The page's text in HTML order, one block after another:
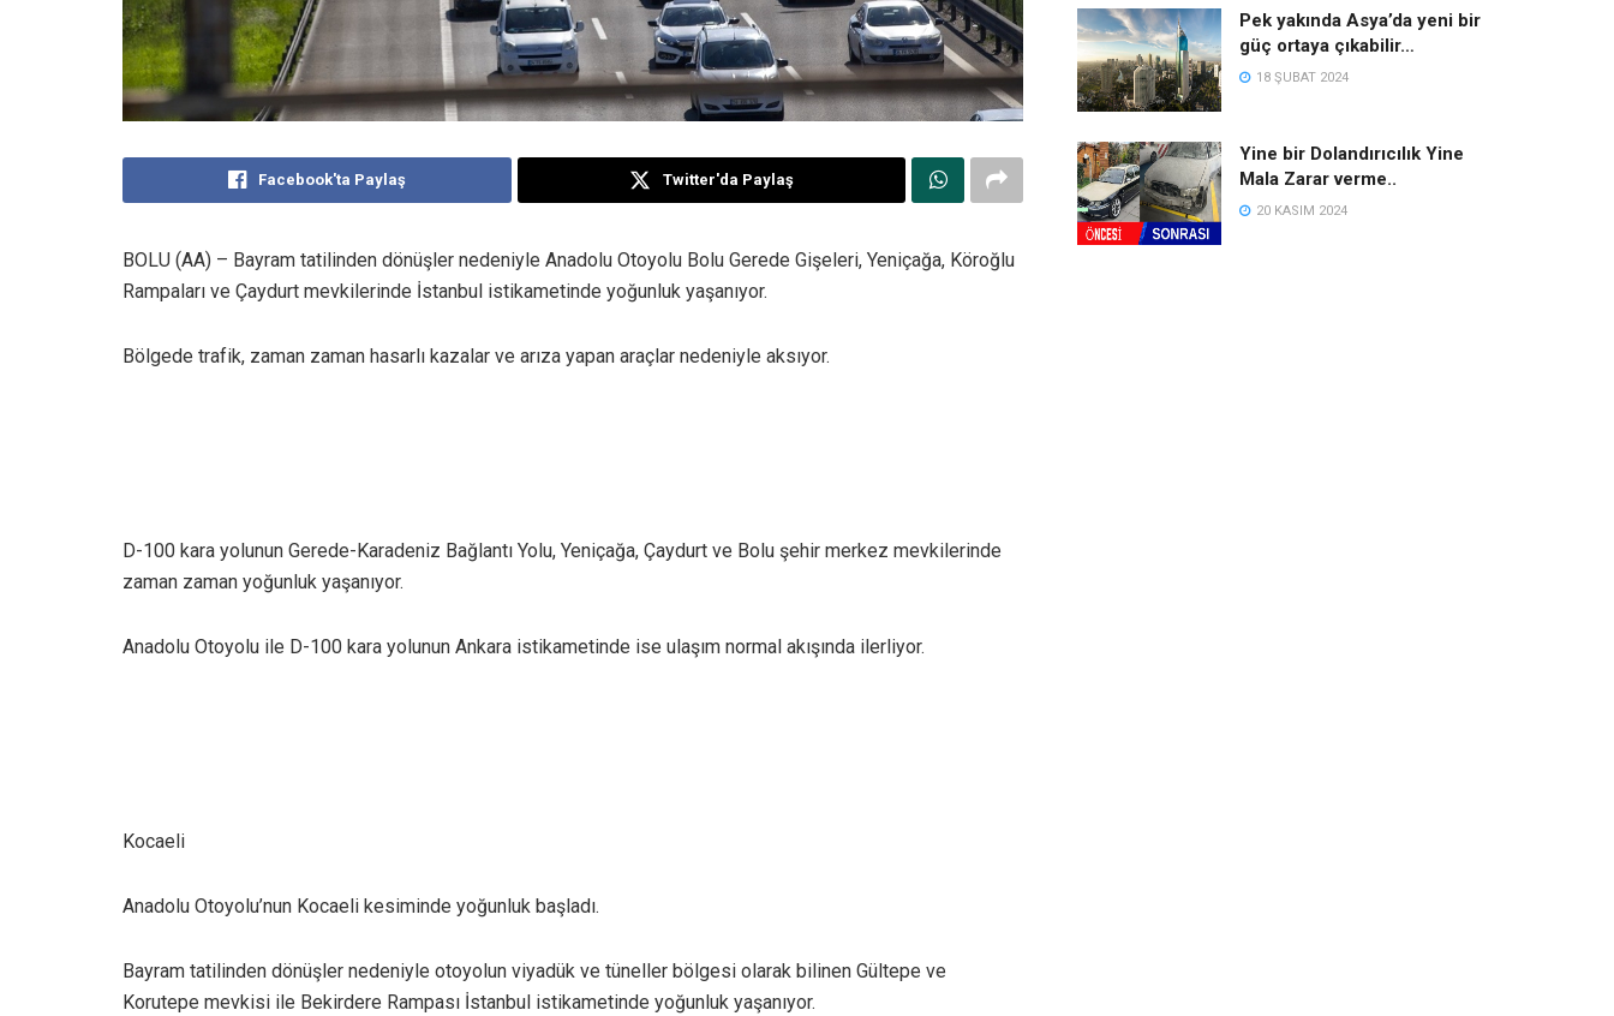
Facebook'ta Paylaş Twitter'da Paylaş
BOLU (AA) – Bayram tatilinden dönüşler nedeniyle Anadolu Otoyolu Bolu Gerede Gişeleri, Yeniçağa, Köroğlu
Rampaları ve Çaydurt mevkilerinde İstanbul istikametinde yoğunluk yaşanıyor.
Bölgede trafik, zaman zaman hasarlı kazalar ve arıza yapan araçlar nedeniyle aksıyor.
D-100 kara yolunun Gerede-Karadeniz Bağlantı Yolu, Yeniçağa, Çaydurt ve Bolu şehir merkez mevkilerinde
zaman zaman yoğunluk yaşanıyor.
Anadolu Otoyolu ile D-100 kara yolunun Ankara istikametinde ise ulaşım normal akışında ilerliyor.
Kocaeli
Anadolu Otoyolu’nun Kocaeli kesiminde yoğunluk başladı.
Bayram tatilinden dönüşler nedeniyle otoyolun viyadük ve tüneller bölgesi olarak bilinen Gültepe ve
Korutepe mevkisi ile Bekirdere Rampası İstanbul istikametinde yoğunluk yaşanıyor.
Pek yakında Asya’da yeni bir
güç ortaya çıkabilir…
18 ŞUBAT 2024
Yine bir Dolandırıcılık Yine
Mala Zarar verme..
20 KASIM 2024